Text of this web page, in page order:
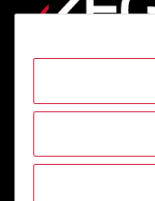
Informationen